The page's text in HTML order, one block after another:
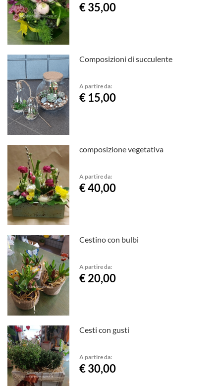
€ 35,00
Composizioni di succulente
A partire da:
€ 15,00
composizione vegetativa
A partire da:
€ 40,00
Cestino con bulbi
A partire da:
€ 20,00
Cesti con gusti
A partire da:
€ 30,00